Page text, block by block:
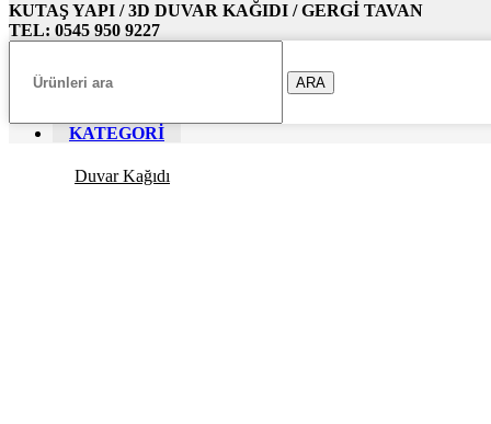
KUTAŞ YAPI / 3D DUVAR KAĞIDI / GERGİ TAVAN
TEL: 0545 950 9227
ARA
KATEGORİ
Duvar Kağıdı